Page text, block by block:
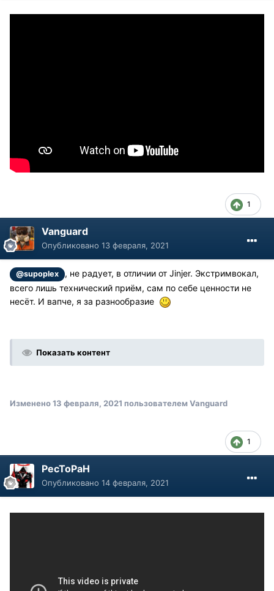
1
Vanguard
Опубликовано 13 февраля, 2021
@supoplex
, не радует, в отличии от Jinjer. Экстримвокал,
всего лишь технический приём, сам по себе ценности не
несёт. И вапче, я за разнообразие
Показать контент
Изменено13 февраля, 2021 пользователем Vanguard
1
PecToPaH
Опубликовано 14 февраля, 2021